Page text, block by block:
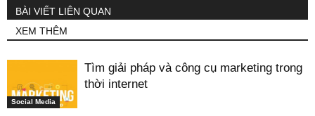
BÀI VIẾT LIÊN QUAN
XEM THÊM
Social Media
Tìm giải pháp và công cụ marketing trong
thời internet